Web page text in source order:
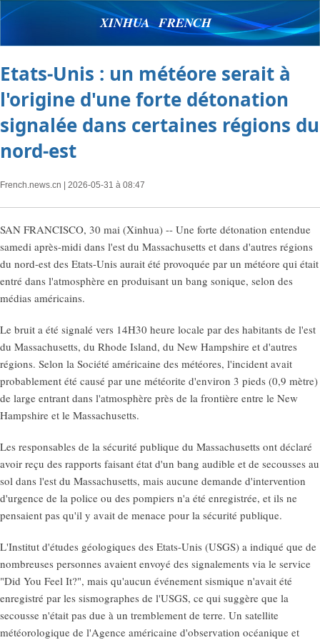
XINHUA FRENCH
Etats-Unis : un météore serait à
l'origine d'une forte détonation
signalée dans certaines régions du
nord-est
French.news.cn | 2026-05-31 à 08:47
SAN FRANCISCO, 30 mai (Xinhua) -- Une forte détonation entendue
samedi après-midi dans l'est du Massachusetts et dans d'autres régions
du nord-est des Etats-Unis aurait été provoquée par un météore qui était
entré dans l'atmosphère en produisant un bang sonique, selon des
médias américains.
Le bruit a été signalé vers 14H30 heure locale par des habitants de l'est
du Massachusetts, du Rhode Island, du New Hampshire et d'autres
régions. Selon la Société américaine des météores, l'incident avait
probablement été causé par une météorite d'environ 3 pieds (0,9 mètre)
de large entrant dans l'atmosphère près de la frontière entre le New
Hampshire et le Massachusetts.
Les responsables de la sécurité publique du Massachusetts ont déclaré
avoir reçu des rapports faisant état d'un bang audible et de secousses au
sol dans l'est du Massachusetts, mais aucune demande d'intervention
d'urgence de la police ou des pompiers n'a été enregistrée, et ils ne
pensaient pas qu'il y avait de menace pour la sécurité publique.
L'Institut d'études géologiques des Etats-Unis (USGS) a indiqué que de
nombreuses personnes avaient envoyé des signalements via le service
"Did You Feel It?", mais qu'aucun événement sismique n'avait été
enregistré par les sismographes de l'USGS, ce qui suggère que la
secousse n'était pas due à un tremblement de terre. Un satellite
météorologique de l'Agence américaine d'observation océanique et